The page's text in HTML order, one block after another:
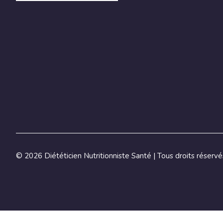
© 2026 Diététicien Nutritionniste Santé | Tous droits